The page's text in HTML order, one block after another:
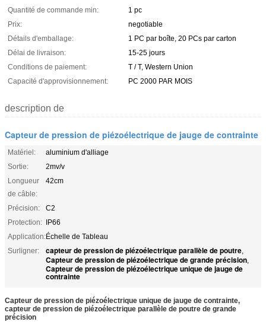
Quantité de commande min:
1 pc
Prix:
negotiable
Détails d'emballage:
1 PC par boîte, 20 PCs par carton
Délai de livraison:
15-25 jours
Conditions de paiement:
T / T, Western Union
Capacité d'approvisionnement:
PC 2000 PAR MOIS
description de
Capteur de pression de piézoélectrique de jauge de contrainte
Matériel:
aluminium d'alliage
Sortie:
2mv/v
Longueur
de câble:
42cm
Précision:
C2
Protection: IP66
Application:Échelle de Tableau
Surligner:
capteur de pression de piézoélectrique parallèle de poutre,
Capteur de pression de piézoélectrique de grande précision,
Capteur de pression de piézoélectrique unique de jauge de
contrainte
Capteur de pression de piézoélectrique unique de jauge de contrainte,
capteur de pression de piézoélectrique parallèle de poutre de grande
précision